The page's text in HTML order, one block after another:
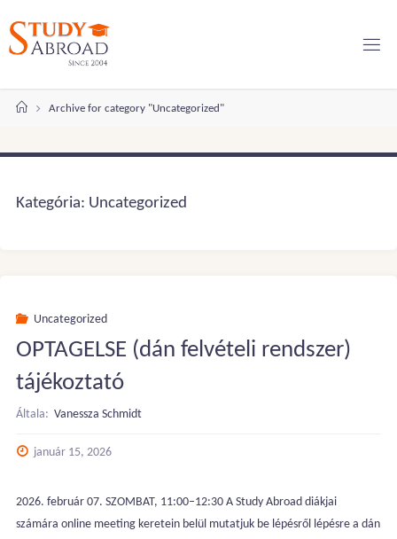
tartalomhoz
KezdőlapArchive for category "Uncategorized"
Kategória: Uncategorized
Uncategorized
OPTAGELSE (dán felvételi rendszer)
tájékoztató
Általa: Vanessza Schmidt
január 15, 2026
2026. február 07. SZOMBAT, 11:00–12:30 A Study Abroad diákjai
számára online meeting keretein belül mutatjuk be lépésről lépésre a dán